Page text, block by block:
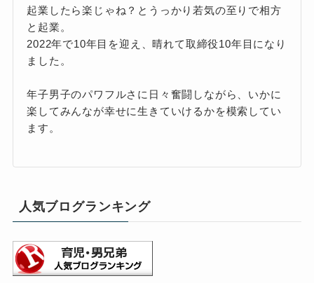
起業したら楽じゃね？とうっかり若気の至りで相方
と起業。
2022年で10年目を迎え、晴れて取締役10年目になり
ました。
年子男子のパワフルさに日々奮闘しながら、いかに
楽してみんなが幸せに生きていけるかを模索してい
ます。
人気ブログランキング